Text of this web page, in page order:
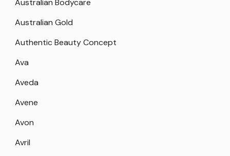
Australian Bodycare
Australian Gold
Authentic Beauty Concept
Ava
Aveda
Avene
Avon
Avril